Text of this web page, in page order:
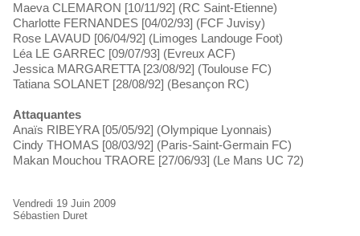
Maeva CLEMARON [10/11/92] (RC Saint-Etienne)
Charlotte FERNANDES [04/02/93] (FCF Juvisy)
Rose LAVAUD [06/04/92] (Limoges Landouge Foot)
Léa LE GARREC [09/07/93] (Evreux ACF)
Jessica MARGARETTA [23/08/92] (Toulouse FC)
Tatiana SOLANET [28/08/92] (Besançon RC)
Attaquantes
Anaïs RIBEYRA [05/05/92] (Olympique Lyonnais)
Cindy THOMAS [08/03/92] (Paris-Saint-Germain FC)
Makan Mouchou TRAORE [27/06/93] (Le Mans UC 72)
Vendredi 19 Juin 2009
Sébastien Duret